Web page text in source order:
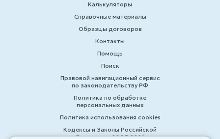
Калькуляторы
Справочные материалы
Образцы договоров
Контакты
Помощь
Поиск
Правовой навигационный сервис
по законодательству РФ
Политика по обработке
персональных данных
Политика использования cookies
Кодексы и Законы Российской
Федерации 2007-2026